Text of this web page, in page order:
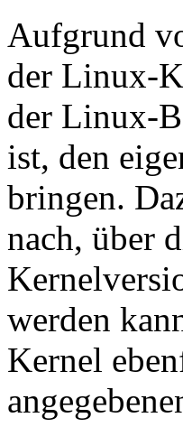
Aufgrund
der Linux-
der Linux-
ist, den
bringen.
nach, über
werden
Kernel